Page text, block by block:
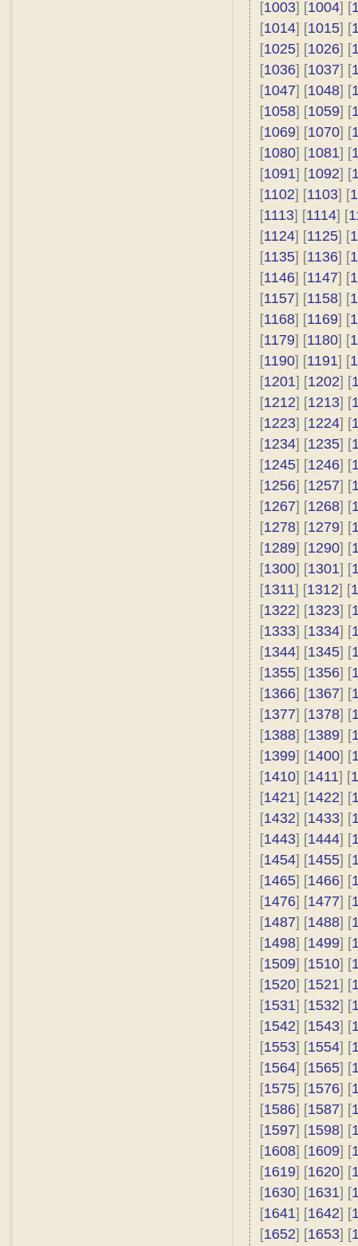
[1003] [1004] [
[1014] [1015] [
[1025] [1026] [
[1036] [1037] [
[1047] [1048] [
[1058] [1059] [
[1069] [1070] [
[1080] [1081] [
[1091] [1092] [
[1102] [1103] [
[1113] [1114] [
[1124] [1125] [
[1135] [1136] [
[1146] [1147] [
[1157] [1158] [
[1168] [1169] [
[1179] [1180] [
[1190] [1191] [
[1201] [1202] [
[1212] [1213] [
[1223] [1224] [
[1234] [1235] [
[1245] [1246] [
[1256] [1257] [
[1267] [1268] [
[1278] [1279] [
[1289] [1290] [
[1300] [1301] [
[1311] [1312] [
[1322] [1323] [
[1333] [1334] [
[1344] [1345] [
[1355] [1356] [
[1366] [1367] [
[1377] [1378] [
[1388] [1389] [
[1399] [1400] [
[1410] [1411] [
[1421] [1422] [
[1432] [1433] [
[1443] [1444] [
[1454] [1455] [
[1465] [1466] [
[1476] [1477] [
[1487] [1488] [
[1498] [1499] [
[1509] [1510] [
[1520] [1521] [
[1531] [1532] [
[1542] [1543] [
[1553] [1554] [
[1564] [1565] [
[1575] [1576] [
[1586] [1587] [
[1597] [1598] [
[1608] [1609] [
[1619] [1620] [
[1630] [1631] [
[1641] [1642] [
[1652] [1653] [